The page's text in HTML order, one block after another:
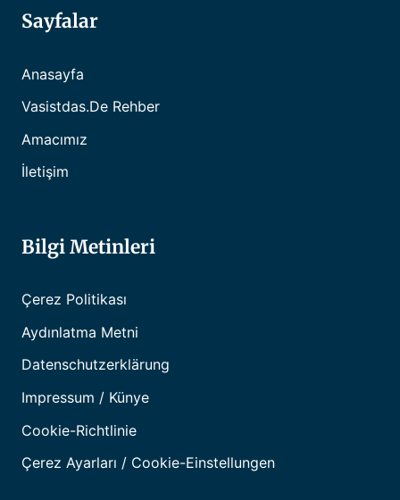
Sayfalar
Anasayfa
Vasistdas.de Rehber
Amacımız
İletişim
Bilgi Metinleri
Çerez Politikası
Aydınlatma Metni
Datenschutzerklärung
Impressum / Künye
Cookie-Richtlinie
Çerez Ayarları / Cookie-Einstellungen